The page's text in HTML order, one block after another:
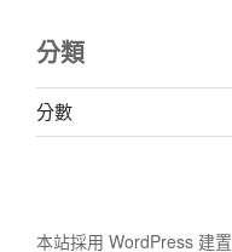
分類
分數
本站採用 WordPress 建置